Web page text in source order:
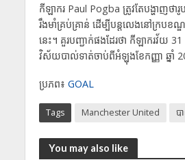
កីឡាករ Paul Pogba ត្រូវតែបង្ហាញថា
រឹងមាំគ្រប់គ្រាន់ ដើម្បីបន្តលេងនៅក្រប
នេះ។ គួរបញ្ជាក់ផងដែរថា កីឡាករវ័យ 31
វិស័យបាល់ទាត់ចាប់ពីអំឡុងខែកញ្ញា ឆ្នាំ
ប្រភព៖ GOAL
Tags Manchester United ប
You may also like